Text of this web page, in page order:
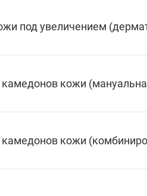
под увеличением
кожи
кожи